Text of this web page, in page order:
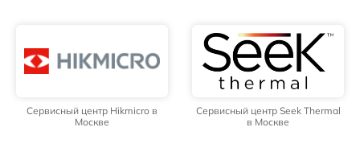
Сервисный центр Hikmicro в
Москве
Сервисный центр Seek Thermal
в Москве